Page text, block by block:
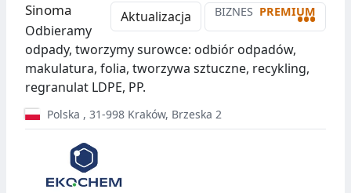
Aktualizacja BIZNES PREMIUM
•••
Sinoma
Odbieramy
odpady, tworzymy surowce: odbiór odpadów,
makulatura, folia, tworzywa sztuczne, recykling,
regranulat LDPE, PP.
Polska , 31-998 Kraków, Brzeska 2